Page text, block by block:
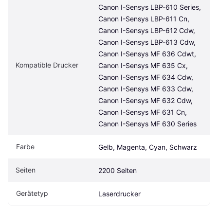
Kompatible Drucker
Canon I-Sensys LBP-610 Series,
Canon I-Sensys LBP-611 Cn,
Canon I-Sensys LBP-612 Cdw,
Canon I-Sensys LBP-613 Cdw,
Canon I-Sensys MF 636 Cdwt,
Canon I-Sensys MF 635 Cx,
Canon I-Sensys MF 634 Cdw,
Canon I-Sensys MF 633 Cdw,
Canon I-Sensys MF 632 Cdw,
Canon I-Sensys MF 631 Cn,
Canon I-Sensys MF 630 Series
Farbe Gelb, Magenta, Cyan, Schwarz
Seiten 2200 Seiten
Gerätetyp Laserdrucker